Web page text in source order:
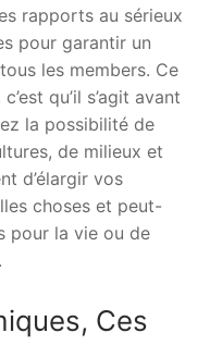
rapports au sérieux
pour garantir un
les members. Ce
qu’il s’agit avant
la possibilité de
de milieux et
d’élargir vos
choses et peut-
pour la vie ou de
Ces